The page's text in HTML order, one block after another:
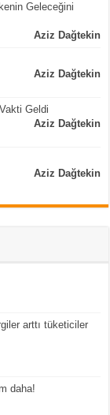
Geleceğini
Aziz Dağtekin
Aziz Dağtekin
Geldi
Aziz Dağtekin
Aziz Dağtekin
arttı tüketiciler
daha!